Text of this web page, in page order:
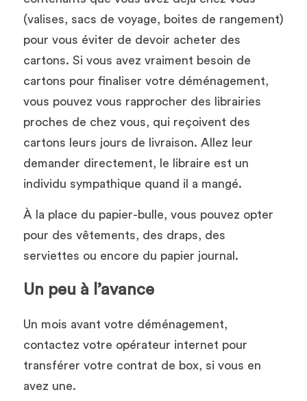
(valises, sacs de voyage, boites de rangement)
pour vous éviter de devoir acheter des
cartons. Si vous avez vraiment besoin de
cartons pour finaliser votre déménagement,
vous pouvez vous rapprocher des librairies
proches de chez vous, qui reçoivent des
cartons leurs jours de livraison. Allez leur
demander directement, le libraire est un
individu sympathique quand il a mangé.
À la place du papier-bulle, vous pouvez opter
pour des vêtements, des draps, des
serviettes ou encore du papier journal.
Un peu à l’avance
Un mois avant votre déménagement,
contactez votre opérateur internet pour
transférer votre contrat de box, si vous en
avez une.